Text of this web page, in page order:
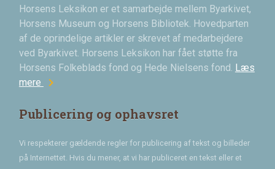
Horsens Leksikon er et samarbejde mellem Byarkivet,
Horsens Museum og Horsens Bibliotek. Hovedparten
af de oprindelige artikler er skrevet af medarbejdere
ved Byarkivet. Horsens Leksikon har fået støtte fra
Horsens Folkeblads fond og Hede Nielsens fond. Læs
mere chevron_right
Publicering og ophavsret
Vi respekterer gældende regler for publicering af tekst og billeder
på Internettet. Hvis du mener, at vi har publiceret en tekst eller et